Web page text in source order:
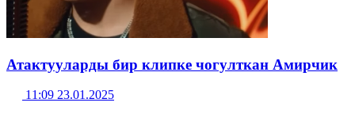
Атактууларды бир клипке чогулткан Амирчик
11:09 23.01.2025